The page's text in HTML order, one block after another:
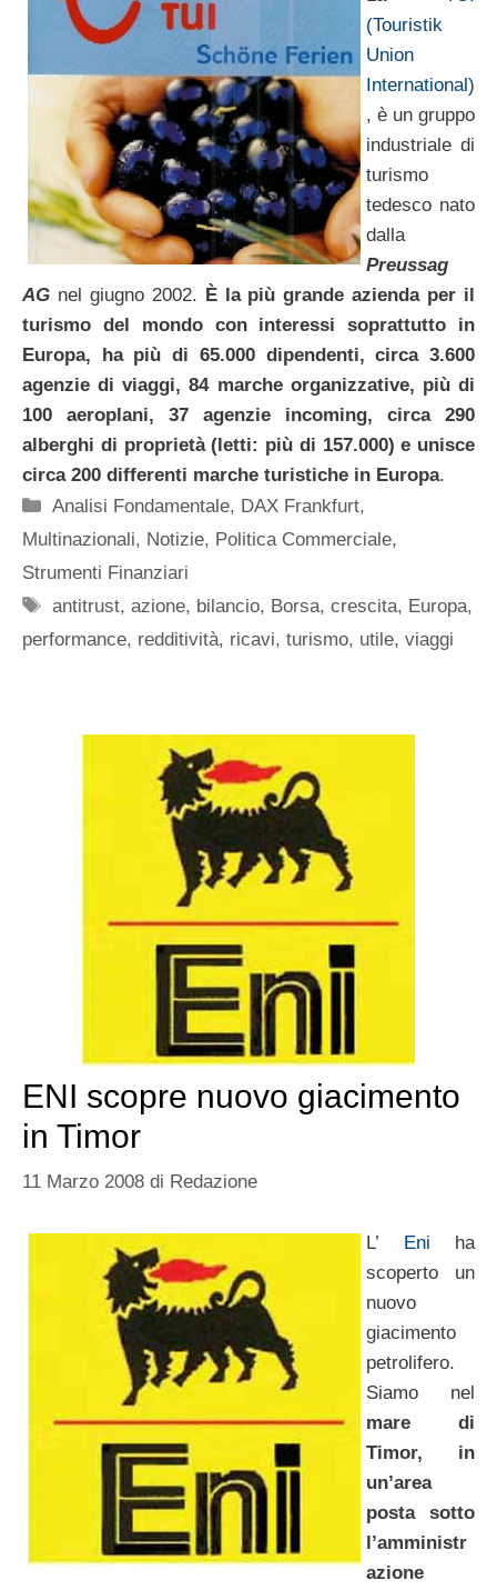
(Touristik
Union
International)
, è un gruppo
industriale di
turismo
tedesco nato
dalla
Preussag
AG nel giugno 2002. È la più grande azienda per il
turismo del mondo con interessi soprattutto in
Europa, ha più di 65.000 dipendenti, circa 3.600
agenzie di viaggi, 84 marche organizzative, più di
100 aeroplani, 37 agenzie incoming, circa 290
alberghi di proprietà (letti: più di 157.000) e unisce
circa 200 differenti marche turistiche in Europa.
Categorie
Analisi Fondamentale, DAX Frankfurt,
Multinazionali, Notizie, Politica Commerciale,
Strumenti Finanziari
Tag
antitrust,azione, bilancio, Borsa,crescita, Europa,
performance, redditività, ricavi, turismo, utile, viaggi
ENI scopre nuovo giacimento
in Timor
11 Marzo 2008 di Redazione
L’ Eni ha
scoperto un
nuovo
giacimento
petrolifero.
Siamo nel
mare di
Timor, in
un’area
posta sotto
l’amministr
azione